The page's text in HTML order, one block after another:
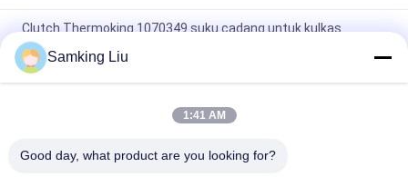
Clutch Thermoking 1070349 suku cadang untuk kulkas
lakukan untuk SP Unit T-1080S T-1080R T-1000R T-880R T-
1000S MD100 TS600
menggunakan penutup yang sama, T-1000M/T-1000R/T-
1080Pro menggunakan penutup yang sama kami memasok
Samking Liu
1:41 AM
Good day, what product are you looking for?